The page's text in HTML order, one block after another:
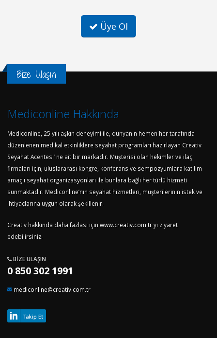
Üye Ol
Bize Ulaşın
Mediconline Hakkında
Mediconline, 25 yılı aşkın deneyimi ile, dünyanın hemen her tarafında
düzenlenen medikal etkinliklere seyahat programları hazırlayan Creativ
Seyahat Acentesi’ ne ait bir markadır. Müşterisi olan hekimler ve ilaç
firmaları için, uluslararası kongre, konferans ve sempozyumlara katılım
amaçlı seyahat organizasyonları ile bunlara bağlı her türlü hizmeti
sunmaktadır. Mediconline’nın seyahat hizmetleri, müşterilerinin istek ve
ihtiyaçlarına uygun olarak şekillenir.
Creativ hakkında daha fazlası için www.creativ.com.tryi ziyaret
edebilirsiniz.
BIZE ULAŞIN
0 850 302 1991
mediconline@creativ.com.tr